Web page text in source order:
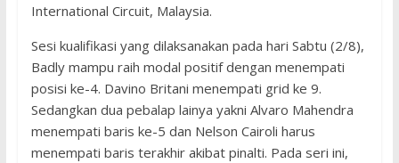
International Circuit, Malaysia.
Sesi kualifikasi yang dilaksanakan pada hari Sabtu (2/8),
Badly mampu raih modal positif dengan menempati
posisi ke-4. Davino Britani menempati grid ke 9.
Sedangkan dua pebalap lainya yakni Alvaro Mahendra
menempati baris ke-5 dan Nelson Cairoli harus
menempati baris terakhir akibat pinalti. Pada seri ini,